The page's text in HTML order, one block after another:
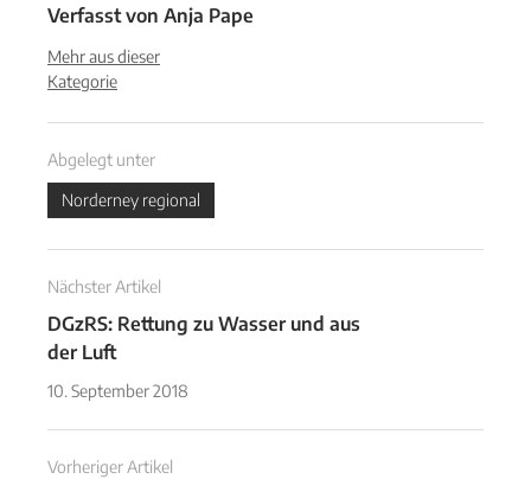
Verfasst von Anja Pape
Mehr aus dieser
Kategorie
Abgelegt unter
Norderney regional
Nächster Artikel
DGzRS: Rettung zu Wasser und aus
der Luft
10. September 2018
Vorheriger Artikel